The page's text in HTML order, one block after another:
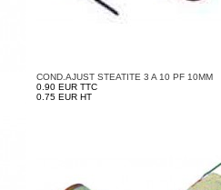
COND.AJUST STEATITE 3 A 10 PF 10MM
0.90 EUR TTC
0.75 EUR HT